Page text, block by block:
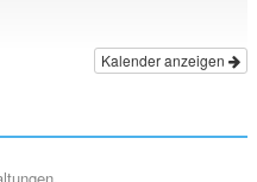
Kalender anzeigen